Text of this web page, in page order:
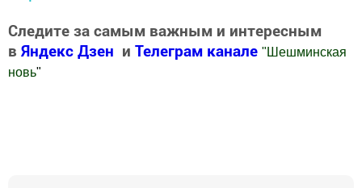
Следите за самым важным и интересным
в Яндекс Дзен и Телеграм канале " Шешминская
новь"